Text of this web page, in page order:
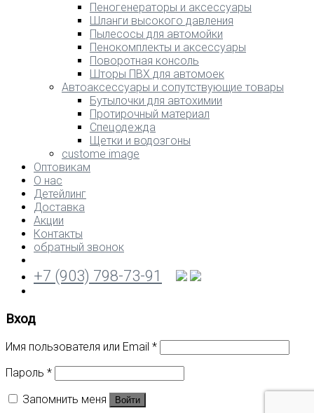
Пеногенераторы и аксессуары
Шланги высокого давления
Пылесосы для автомойки
Пенокомплекты и аксессуары
Поворотная консоль
Шторы ПВХ для автомоек
Автоаксессуары и сопутствующие товары
Бутылочки для автохимии
Протирочный материал
Спецодежда
Щетки и водозгоны
custome image
Оптовикам
О нас
Детейлинг
Доставка
Акции
Контакты
обратный звонок
+7 (903) 798-73-91
Вход
Имя пользователя или Email *
Пароль *
Запомнить меня
Войти